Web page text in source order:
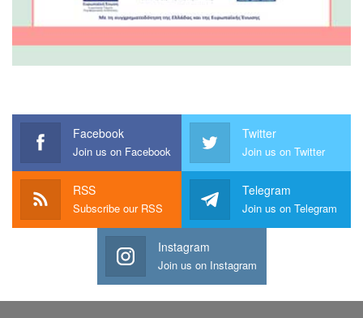
Facebook
Join us on Facebook
Twitter
Join us on Twitter
RSS
Subscribe our RSS
Telegram
Join us on Telegram
Instagram
Join us on Instagram